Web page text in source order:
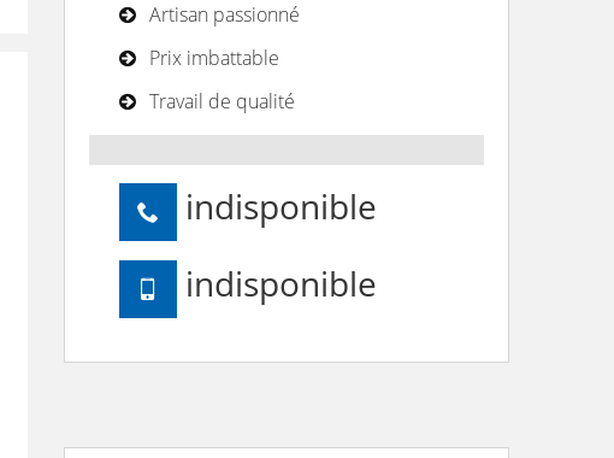
Artisan passionné
Prix imbattable
Travail de qualité
indisponible
indisponible